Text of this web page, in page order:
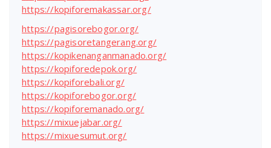
https://kopiforemakassar.org/
https://pagisorebogor.org/
https://pagisoretangerang.org/
https://kopikenanganmanado.org/
https://kopiforedepok.org/
https://kopiforebali.org/
https://kopiforebogor.org/
https://kopiforemanado.org/
https://mixuejabar.org/
https://mixuesumut.org/